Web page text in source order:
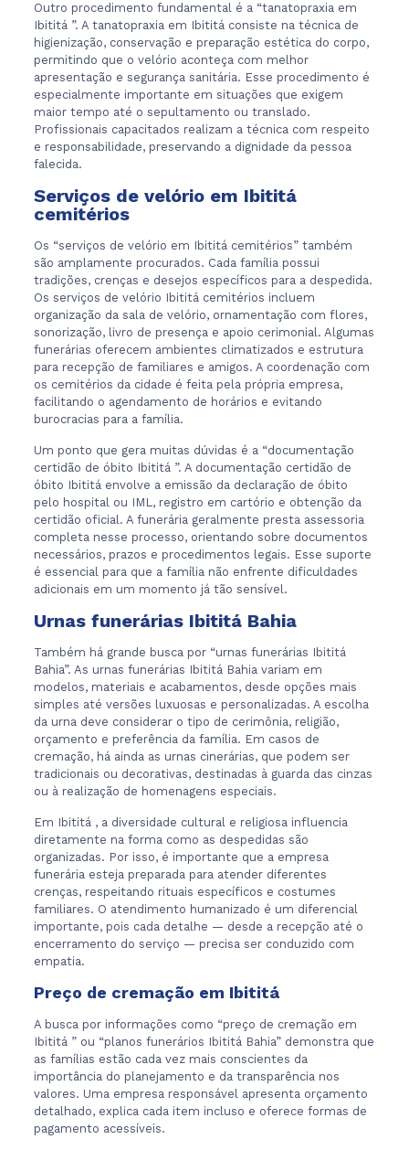
Outro procedimento fundamental é a “tanatopraxia em
Ibititá ”. A tanatopraxia em Ibititá consiste na técnica de
higienização, conservação e preparação estética do corpo,
permitindo que o velório aconteça com melhor
apresentação e segurança sanitária. Esse procedimento é
especialmente importante em situações que exigem
maior tempo até o sepultamento ou translado.
Profissionais capacitados realizam a técnica com respeito
e responsabilidade, preservando a dignidade da pessoa
falecida.
Serviços de velório em Ibititá
cemitérios
Os “serviços de velório em Ibititá cemitérios” também
são amplamente procurados. Cada família possui
tradições, crenças e desejos específicos para a despedida.
Os serviços de velório Ibititá cemitérios incluem
organização da sala de velório, ornamentação com flores,
sonorização, livro de presença e apoio cerimonial. Algumas
funerárias oferecem ambientes climatizados e estrutura
para recepção de familiares e amigos. A coordenação com
os cemitérios da cidade é feita pela própria empresa,
facilitando o agendamento de horários e evitando
burocracias para a família.
Um ponto que gera muitas dúvidas é a “documentação
certidão de óbito Ibititá ”. A documentação certidão de
óbito Ibititá envolve a emissão da declaração de óbito
pelo hospital ou IML, registro em cartório e obtenção da
certidão oficial. A funerária geralmente presta assessoria
completa nesse processo, orientando sobre documentos
necessários, prazos e procedimentos legais. Esse suporte
é essencial para que a família não enfrente dificuldades
adicionais em um momento já tão sensível.
Urnas funerárias Ibititá Bahia
Também há grande busca por “urnas funerárias Ibititá
Bahia”. As urnas funerárias Ibititá Bahia variam em
modelos, materiais e acabamentos, desde opções mais
simples até versões luxuosas e personalizadas. A escolha
da urna deve considerar o tipo de cerimônia, religião,
orçamento e preferência da família. Em casos de
cremação, há ainda as urnas cinerárias, que podem ser
tradicionais ou decorativas, destinadas à guarda das cinzas
ou à realização de homenagens especiais.
Em Ibititá , a diversidade cultural e religiosa influencia
diretamente na forma como as despedidas são
organizadas. Por isso, é importante que a empresa
funerária esteja preparada para atender diferentes
crenças, respeitando rituais específicos e costumes
familiares. O atendimento humanizado é um diferencial
importante, pois cada detalhe — desde a recepção até o
encerramento do serviço — precisa ser conduzido com
empatia.
Preço de cremação em Ibititá
A busca por informações como “preço de cremação em
Ibititá ” ou “planos funerários Ibititá Bahia” demonstra que
as famílias estão cada vez mais conscientes da
importância do planejamento e da transparência nos
valores. Uma empresa responsável apresenta orçamento
detalhado, explica cada item incluso e oferece formas de
pagamento acessíveis.